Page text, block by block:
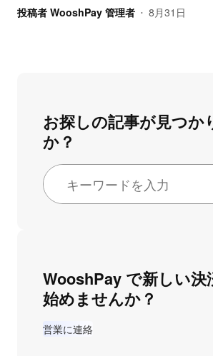
投稿者 WooshPay 管理者 • 8月31日
お探しの記事が見つか
か？
WooshPay で新しい決
始めませんか？
営業に連絡